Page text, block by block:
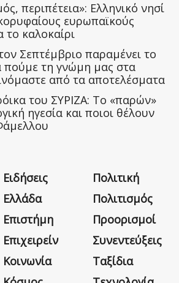
περιπέτεια»: Ελληνικό νησί
ευρωπαϊκούς
το καλοκαίρι
Σεπτέμβριο παραμένει το
πούμε τη γνώμη μας στα
από τα αποτελέσματα
του ΣΥΡΙΖΑ: Το «παρών»
ηγεσία και ποιοι θέλουν
Ειδήσεις
Ελλάδα
Επιστήμη
Επιχειρείν
Κοινωνία
Πολιτική
Πολιτισμός
Προορισμοί
Συνεντεύξεις
Ταξίδια